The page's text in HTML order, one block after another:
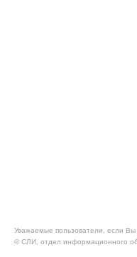
Уважаемые пользователи, если
© CЛИ, отдел информационного